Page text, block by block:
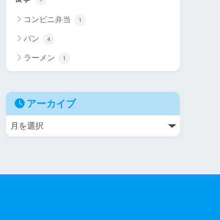
コンビニ弁当 1
パン 4
ラーメン 1
アーカイブ